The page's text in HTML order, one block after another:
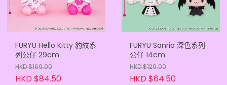
FURYU Hello Kitty 豹紋系
列公仔 29cm
HKD $169.00
HKD $84.50
FURYU Sanrio 深色系列
公仔 14cm
HKD $129.00
HKD $64.50